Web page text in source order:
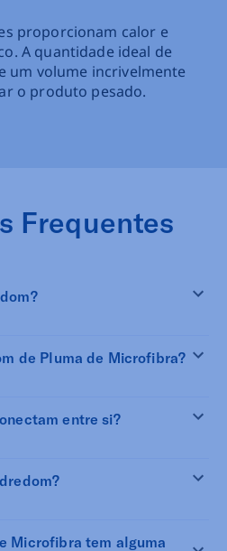
proporcionam calor e
A quantidade ideal de
um volume incrivelmente
o produto pesado.
Frequentes
de Pluma de Microfibra?
entre si?
Microfibra tem alguma